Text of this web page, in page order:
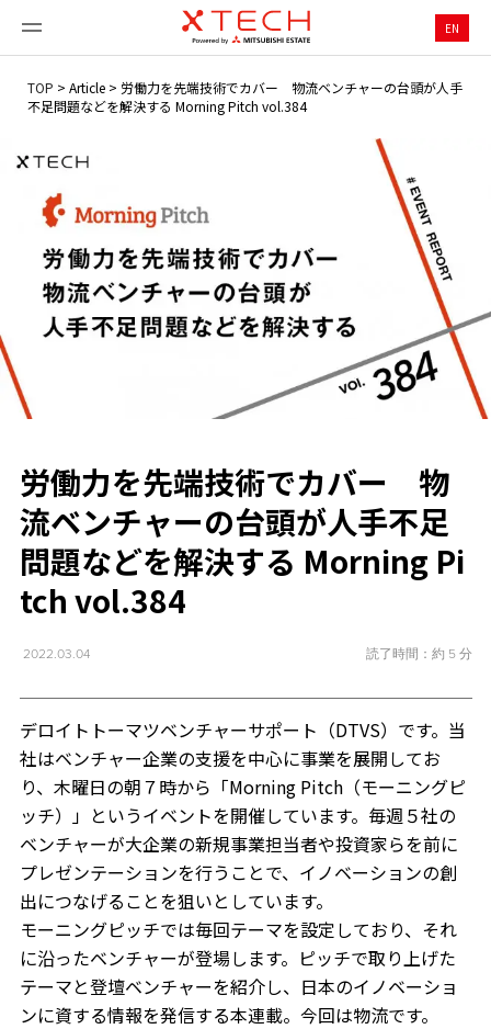
EN
TOP > Article > 労働力を先端技術でカバー 物流ベンチャーの台頭が人手
不足問題などを解決する Morning Pitch vol.384
労働力を先端技術でカバー 物
流ベンチャーの台頭が人手不足
問題などを解決する Morning Pi
tch vol.384
2022.03.04 読了時間：約 5 分
デロイトトーマツベンチャーサポート（DTVS）です。当
社はベンチャー企業の支援を中心に事業を展開してお
り、木曜日の朝７時から「Morning Pitch（モーニングピ
ッチ）」というイベントを開催しています。毎週５社の
ベンチャーが大企業の新規事業担当者や投資家らを前に
プレゼンテーションを行うことで、イノベーションの創
出につなげることを狙いとしています。
モーニングピッチでは毎回テーマを設定しており、それ
に沿ったベンチャーが登場します。ピッチで取り上げた
テーマと登壇ベンチャーを紹介し、日本のイノベーショ
ンに資する情報を発信する本連載。今回は物流です。